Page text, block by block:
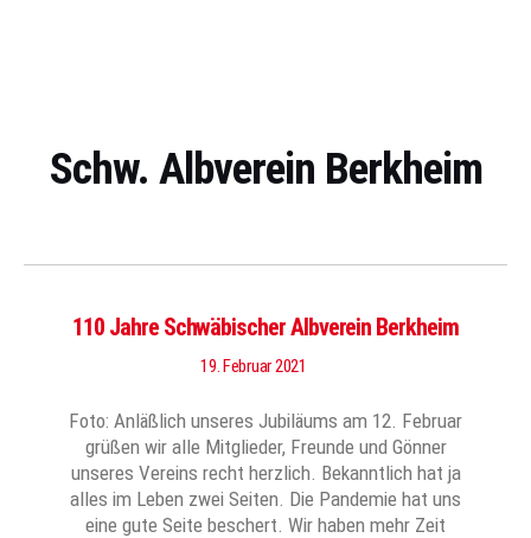
Schw. Albverein Berkheim
110 Jahre Schwäbischer Albverein Berkheim
19. Februar 2021
Foto: Anläßlich unseres Jubiläums am 12. Februar
grüßen wir alle Mitglieder, Freunde und Gönner
unseres Vereins recht herzlich. Bekanntlich hat ja
alles im Leben zwei Seiten. Die Pandemie hat uns
eine gute Seite beschert. Wir haben mehr Zeit